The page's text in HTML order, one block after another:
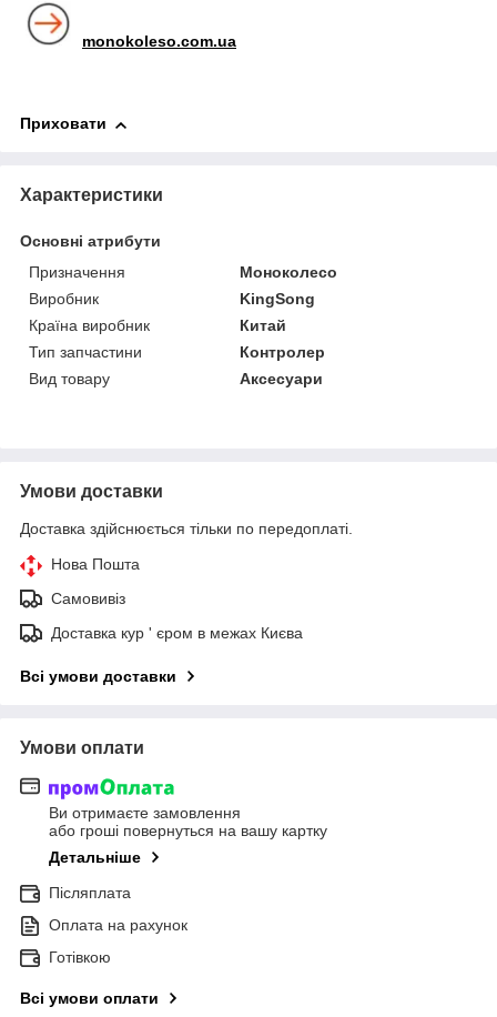
monokoleso.com.ua
Приховати
Характеристики
Основні атрибути
Призначення
Моноколесо
Виробник
KingSong
Країна виробник
Китай
Тип запчастини
Контролер
Вид товару
Аксесуари
Умови доставки
Доставка здійснюється тільки по передоплаті.
Нова Пошта
Самовивіз
Доставка кур ' єром в межах Києва
Всі умови доставки
Умови оплати
Ви отримаєте замовлення
або гроші повернуться на вашу картку
Детальніше
Післяплата
Оплата на рахунок
Готівкою
Всі умови оплати